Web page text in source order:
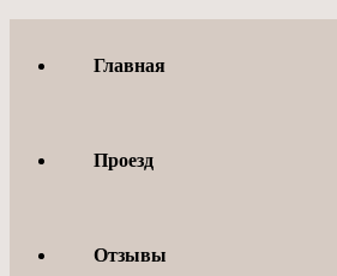
содержимомуГлавная
Проезд
Отзывы